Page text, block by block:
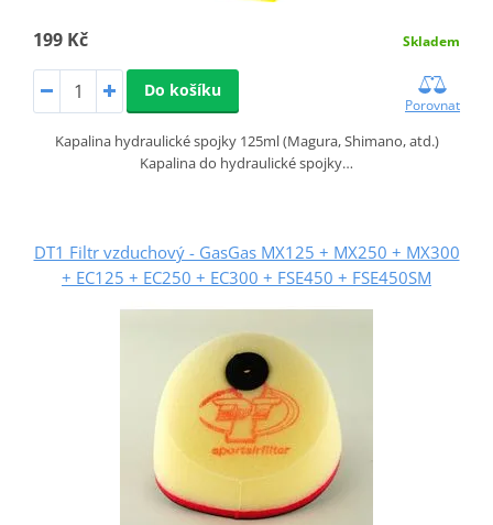
199 Kč Skladem
Do košíku
Porovnat
Kapalina hydraulické spojky 125ml (Magura, Shimano, atd.)
Kapalina do hydraulické spojky…
DT1 Filtr vzduchový - GasGas MX125 + MX250 + MX300
+ EC125 + EC250 + EC300 + FSE450 + FSE450SM